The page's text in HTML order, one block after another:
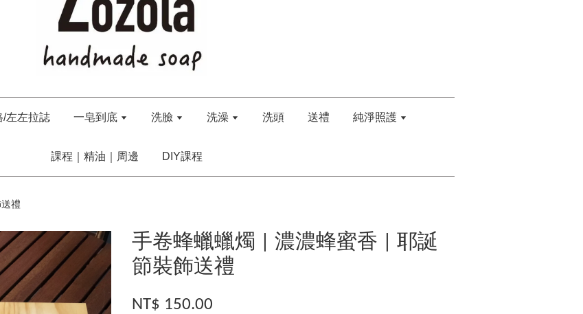
/左左拉誌 一皂到底 洗臉 洗澡 洗頭 送禮 純淨照護
課程｜精油｜周邊 DIY課程
禮
手卷蜂蠟蠟燭 | 濃濃蜂蜜香 | 耶誕
節裝飾送禮
NT$ 150.00